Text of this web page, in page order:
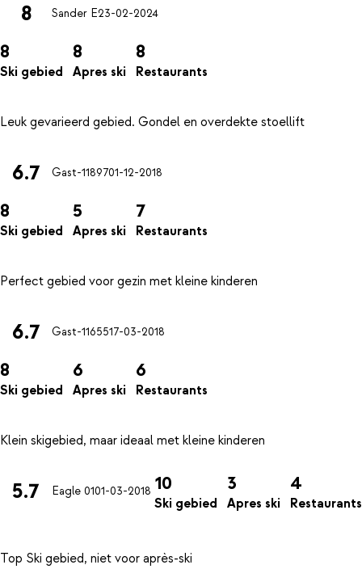
8 Sander E23-02-2024
8
Ski gebied
8
Apres ski
8
Restaurants
6.7 Gast-1189701-12-2018
8
Ski gebied
5
Apres ski
7
Restaurants
6.7 Gast-1165517-03-2018
8
Ski gebied
6
Apres ski
6
Restaurants
5.7 Eagle 0101-03-2018 10
Ski gebied
3
Apres ski
4
Restaurants